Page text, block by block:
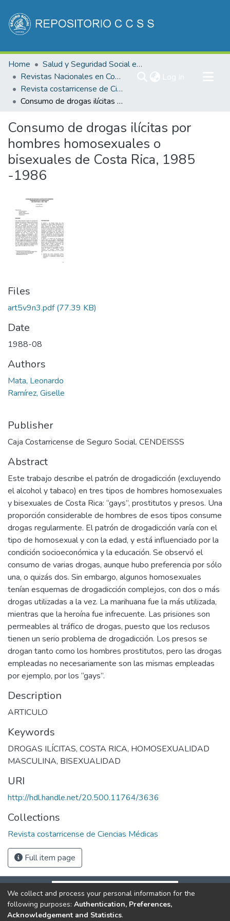
Communities & Collections
All of DSpace
Statistics
Home
Salud y Seguridad Social en Costa Rica
Revistas Nacionales en Costa Rica
Revista costarricense de Ciencias Médicas
Consumo de drogas ilícitas por hombres homosexuales o bisexuales de Costa Rica, 1985 -1986
Consumo de drogas ilícitas por
hombres homosexuales o
bisexuales de Costa Rica, 1985
-1986
Files
art5v9n3.pdf(77.39 KB)
Date
1988-08
Authors
Mata, Leonardo
Ramírez, Giselle
Publisher
Caja Costarricense de Seguro Social. CENDEISSS
Abstract
Este trabajo describe el patrón de drogadicción (excluyendo
el alcohol y tabaco) en tres tipos de hombres homosexuales
y bisexuales de Costa Rica: “gays”, prostitutos y presos. Una
proporción considerable de hombres de esos tipos consume
drogas regularmente. El patrón de drogadicción varía con el
tipo de homosexual y con la edad, y está influenciado por la
condición socioeconómica y la educación. Se observó el
consumo de varias drogas, aunque hubo preferencia por sólo
una, o quizás dos. Sin embargo, algunos homosexuales
tenían esquemas de drogadicción complejos, con dos o más
drogas utilizadas a la vez. La marihuana fue la más utilizada,
mientras que la heroína fue infrecuente. Las prisiones son
permeables al tráfico de drogas, puesto que los reclusos
tienen un serio problema de drogadicción. Los presos se
drogan tanto como los hombres prostitutos, pero las drogas
empleadas no necesariamente son las mismas empleadas
por ejemplo, por los “gays”.
Description
ARTICULO
Keywords
DROGAS ILÍCITAS, COSTA RICA, HOMOSEXUALIDAD
MASCULINA, BISEXUALIDAD
URI
http://hdl.handle.net/20.500.11764/3636
Collections
Revista costarricense de Ciencias Médicas
Full item page
We collect and process your personal information for the
following purposes: Authentication, Preferences,
Acknowledgement and Statistics.